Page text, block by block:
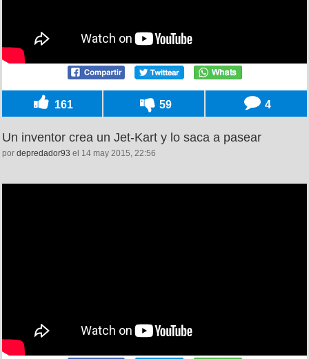
161 59 4
Un inventor crea un Jet-Kart y lo saca a pasear
por depredador93 el 14 may 2015, 22:56